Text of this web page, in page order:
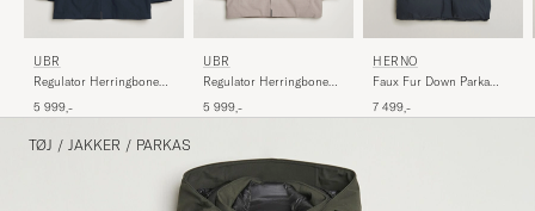
UBR
Regulator Herringbone
5 999,-
UBR
Regulator Herringbone
5 999,-
HERNO
Faux Fur Down Parka
7 499,-
TØJ / JAKKER / PARKAS